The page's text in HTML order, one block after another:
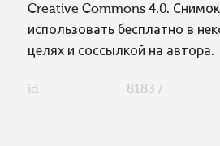
Creative Commons 4.0.
использовать бесплатно в
целях и соссылкой на автора.
id 8183 /